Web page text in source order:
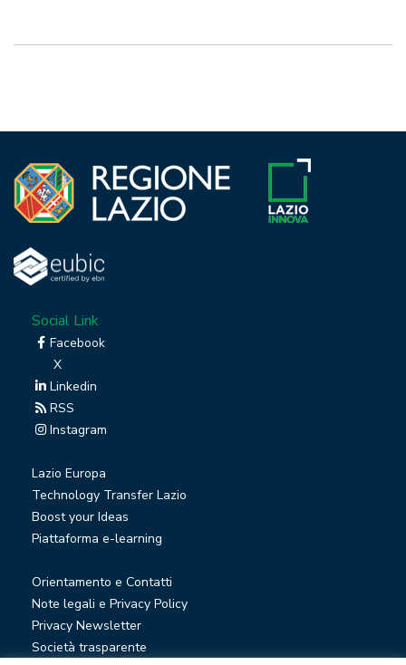
Social Link
Facebook
X
Linkedin
RSS
Instagram
Lazio Europa
Technology Transfer Lazio
Boost your Ideas
Piattaforma e-learning
Orientamento e Contatti
Note legali e Privacy Policy
Privacy Newsletter
Società trasparente